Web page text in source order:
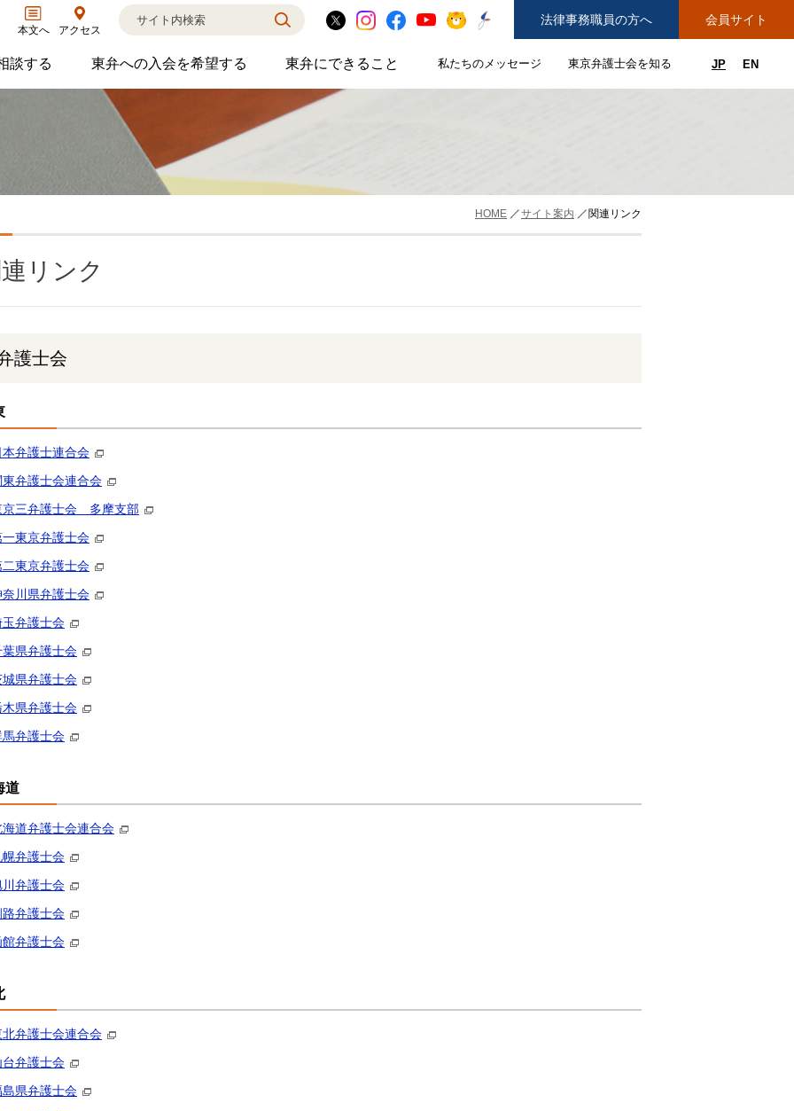
本文へ アクセス
法律事務職員の方へ 会員サイト
談する
護士に相談するのサブメニューを開閉
東弁への入会を希望する東弁への入会を希望するのサブメニューを開閉
東弁にできること東弁にできることのサブメニューを開閉
私たちのメッセージ私たちのメッセージのサブメニューを開閉
東京弁護士会を知る東京弁護士会を知るのサブメニ
JP EN
HOME サイト案内 関連リンク
リンク
護士会
本弁護士連合会
東弁護士会連合会
京三弁護士会 多摩支部
一東京弁護士会
二東京弁護士会
奈川県弁護士会
玉弁護士会
葉県弁護士会
城県弁護士会
木県弁護士会
馬弁護士会
道
海道弁護士会連合会
幌弁護士会
川弁護士会
路弁護士会
館弁護士会
北弁護士会連合会
台弁護士会
島県弁護士会